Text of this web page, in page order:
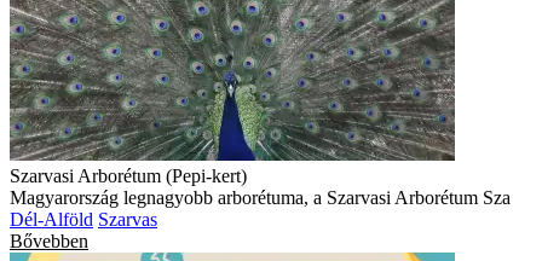
Szarvasi Arborétum (Pepi-kert)
Magyarország legnagyobb arborétuma, a Szarvasi Arborétum Sza
Dél-Alföld Szarvas
Bővebben